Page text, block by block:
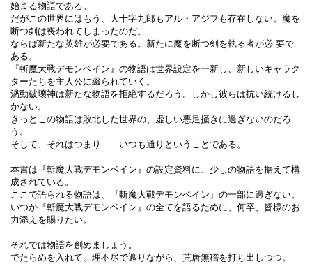
始まる物語である。
だがこの世界にはもう、大十字九郎もアル・アジフも存在しない。魔を
断つ剣は喪われてしまったのだ。
ならば新たな英雄が必要である。新たに魔を断つ剣を執る者が必 要で
ある。
『斬魔大戰デモンベイン』の物語は世界設定を一新し、新しいキャラク
ターたちを主人公に綴られていく。
渦動破壊神は新たな物語を拒絶するだろう。しかし彼らは抗い続けるし
かない。
きっとこの物語は敗北した世界の、虚しい悪足掻きに過ぎないのだろ
う。
そして、それはつまり――いつも通りということである。
本書は『斬魔大戰デモンベイン』の設定資料に、少しの物語を据えて構
成されている。
ここで語られる物語は、『斬魔大戰デモンベイン』の一部に過ぎない。
いつか『斬魔大戰デモンベイン』の全てを語るために、何卒、皆様のお
力添えを賜りたい。
それでは物語を創めましょう。
でたらめを入れて、理不尽で遮りながら、荒唐無稽を打ち出しつつ。